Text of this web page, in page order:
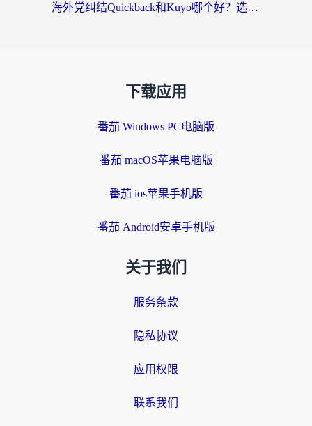
海外党纠结Quickback和Kuyo哪个好？选对回国加速器才能无缝刷国内资源
下载应用
番茄 Windows PC电脑版
番茄 macOS苹果电脑版
番茄 ios苹果手机版
番茄 Android安卓手机版
关于我们
服务条款
隐私协议
应用权限
联系我们